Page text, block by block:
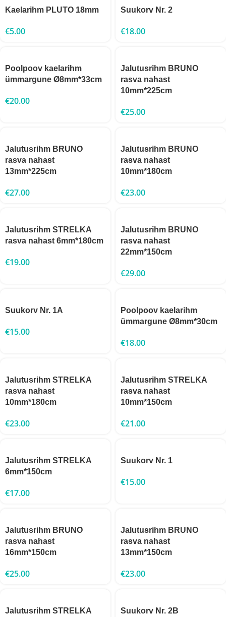
Kaelarihm PLUTO 18mm
€5.00
Suukorv Nr. 2
€18.00
Poolpoov kaelarihm
ümmargune Ø8mm*33cm
€20.00
Jalutusrihm BRUNO
rasva nahast
10mm*225cm
€25.00
Jalutusrihm BRUNO
rasva nahast
13mm*225cm
€27.00
Jalutusrihm BRUNO
rasva nahast
10mm*180cm
€23.00
Jalutusrihm STRELKA
rasva nahast 6mm*180cm
€19.00
Jalutusrihm BRUNO
rasva nahast
22mm*150cm
€29.00
Suukorv Nr. 1A
€15.00
Poolpoov kaelarihm
ümmargune Ø8mm*30cm
€18.00
Jalutusrihm STRELKA
rasva nahast
10mm*180cm
€23.00
Jalutusrihm STRELKA
rasva nahast
10mm*150cm
€21.00
Jalutusrihm STRELKA
6mm*150cm
€17.00
Suukorv Nr. 1
€15.00
Jalutusrihm BRUNO
rasva nahast
16mm*150cm
€25.00
Jalutusrihm BRUNO
rasva nahast
13mm*150cm
€23.00
Jalutusrihm STRELKA
Suukorv Nr. 2B